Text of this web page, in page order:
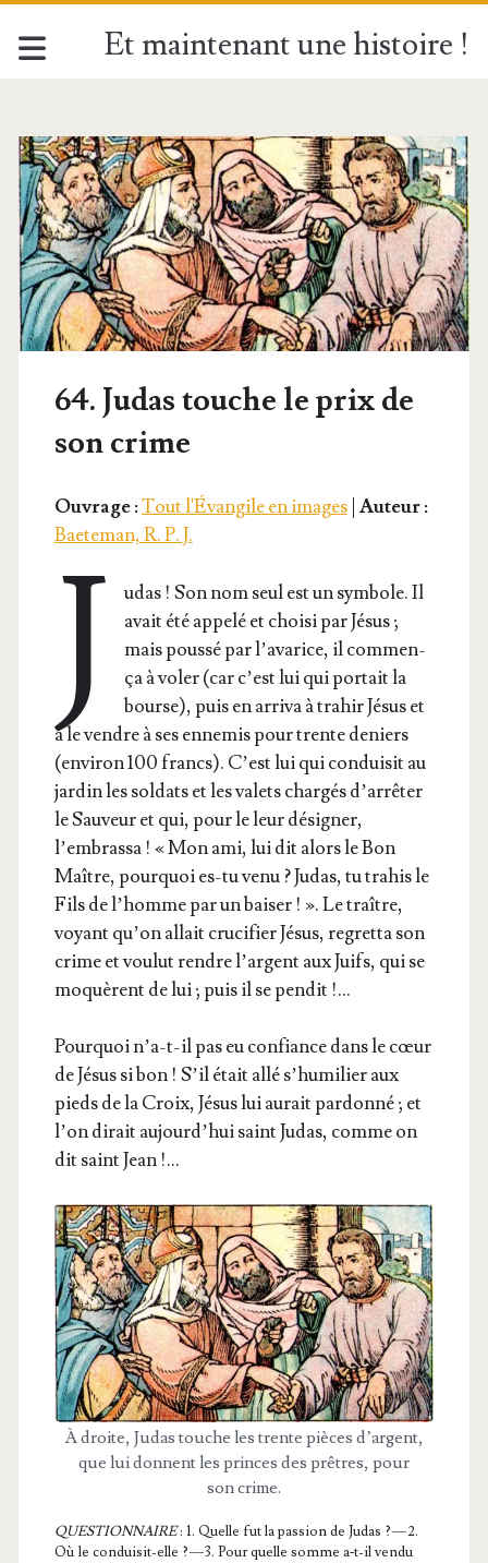
Et maintenant une histoire !
64. Judas touche le prix de
son crime
Ouvrage :Tout l'Évangile en images| Auteur :
Baeteman, R. P. J.
J
udas ! Son nom seul est un sym­bole. Il
avait été appe­lé et choi­si par Jésus ;
mais pous­sé par l’a­va­rice, il com­men­
ça à voler (car c’est lui qui por­tait la
bourse), puis en arri­va à tra­hir Jésus et
à le vendre à ses enne­mis pour trente deniers
(envi­ron 100 francs). C’est lui qui condui­sit au
jar­din les sol­dats et les valets char­gés d’ar­rê­ter
le Sau­veur et qui, pour le leur dési­gner,
l’embrassa ! « Mon ami, lui dit alors le Bon
Maître, pour­quoi es-tu venu ? Judas, tu tra­his le
Fils de l’homme par un bai­ser ! ». Le traître,
voyant qu’on allait cru­ci­fier Jésus, regret­ta son
crime et vou­lut rendre l’argent aux Juifs, qui se
moquèrent de lui ; puis il se pendit !…
Pour­quoi n’a-t-il pas eu confiance dans le cœur
de Jésus si bon ! S’il était allé s’hu­mi­lier aux
pieds de la Croix, Jésus lui aurait par­don­né ; et
l’on dirait aujourd’­hui saint Judas, comme on
dit saint Jean !…
À droite, Judas touche les trente pièces d’argent,
que lui donnent les princes des prêtres, pour
son crime.
QUESTIONNAIRE: 1. Quelle fut la pas­sion de Judas ? — 2.
Où le condui­sit-elle ? — 3. Pour quelle somme a‑t-il ven­du